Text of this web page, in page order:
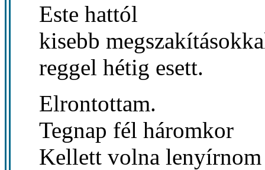
Este hattól
kisebb
reggel hétig esett.
Elrontottam.
Tegnap fél háromkor
Kellett volna